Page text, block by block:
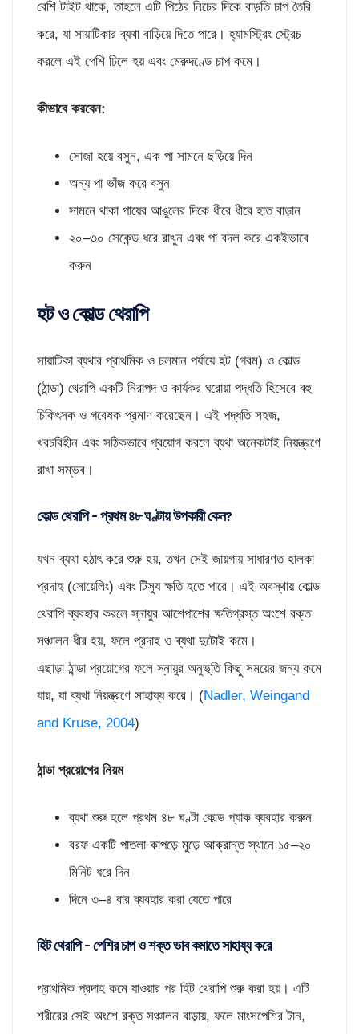
বেশি টাইট থাকে, তাহলে এটি পিঠের নিচের দিকে বাড়তি চাপ তৈরি
করে, যা সায়াটিকার ব্যথা বাড়িয়ে দিতে পারে। হ্যামস্ট্রিং স্ট্রেচ
করলে এই পেশি ঢিলে হয় এবং মেরুদণ্ডে চাপ কমে।
কীভাবে করবেন:
সোজা হয়ে বসুন, এক পা সামনে ছড়িয়ে দিন
অন্য পা ভাঁজ করে বসুন
সামনে থাকা পায়ের আঙুলের দিকে ধীরে ধীরে হাত বাড়ান
২০–৩০ সেকেন্ড ধরে রাখুন এবং পা বদল করে একইভাবে
করুন
হট ও কোল্ড থেরাপি
সায়াটিকা ব্যথার প্রাথমিক ও চলমান পর্যায়ে হট (গরম) ও কোল্ড
(ঠান্ডা) থেরাপি একটি নিরাপদ ও কার্যকর ঘরোয়া পদ্ধতি হিসেবে বহু
চিকিৎসক ও গবেষক প্রমাণ করেছেন। এই পদ্ধতি সহজ,
খরচবিহীন এবং সঠিকভাবে প্রয়োগ করলে ব্যথা অনেকটাই নিয়ন্ত্রণে
রাখা সম্ভব।
কোল্ড থেরাপি – প্রথম ৪৮ ঘণ্টায় উপকারী কেন?
যখন ব্যথা হঠাৎ করে শুরু হয়, তখন সেই জায়গায় সাধারণত হালকা
প্রদাহ (সোয়েলিং) এবং টিস্যু ক্ষতি হতে পারে। এই অবস্থায় কোল্ড
থেরাপি ব্যবহার করলে স্নায়ুর আশেপাশের ক্ষতিগ্রস্ত অংশে রক্ত
সঞ্চালন ধীর হয়, ফলে প্রদাহ ও ব্যথা দুটোই কমে।
এছাড়া ঠান্ডা প্রয়োগের ফলে স্নায়ুর অনুভূতি কিছু সময়ের জন্য কমে
যায়, যা ব্যথা নিয়ন্ত্রণে সাহায্য করে। (Nadler, Weingand
and Kruse, 2004)
ঠান্ডা প্রয়োগের নিয়ম
ব্যথা শুরু হলে প্রথম ৪৮ ঘণ্টা কোল্ড প্যাক ব্যবহার করুন
বরফ একটি পাতলা কাপড়ে মুড়ে আক্রান্ত স্থানে ১৫–২০
মিনিট ধরে দিন
দিনে ৩–৪ বার ব্যবহার করা যেতে পারে
হিট থেরাপি – পেশির চাপ ও শক্ত ভাব কমাতে সাহায্য করে
প্রাথমিক প্রদাহ কমে যাওয়ার পর হিট থেরাপি শুরু করা হয়। এটি
শরীরের সেই অংশে রক্ত সঞ্চালন বাড়ায়, ফলে মাংসপেশির টান,